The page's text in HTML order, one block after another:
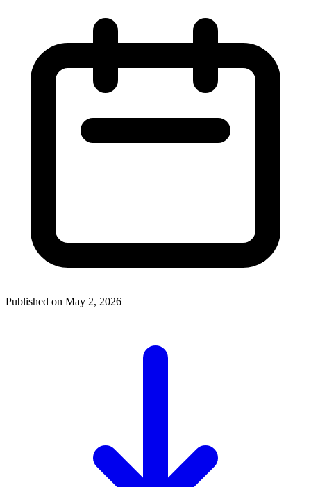
Published on May 2, 2026